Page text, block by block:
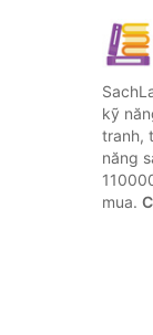
kỹ
tranh,
năng
mua.